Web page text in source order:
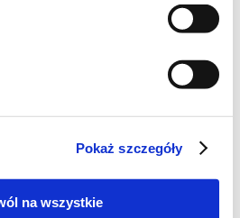
Pokaż szczegóły
na wszystkie